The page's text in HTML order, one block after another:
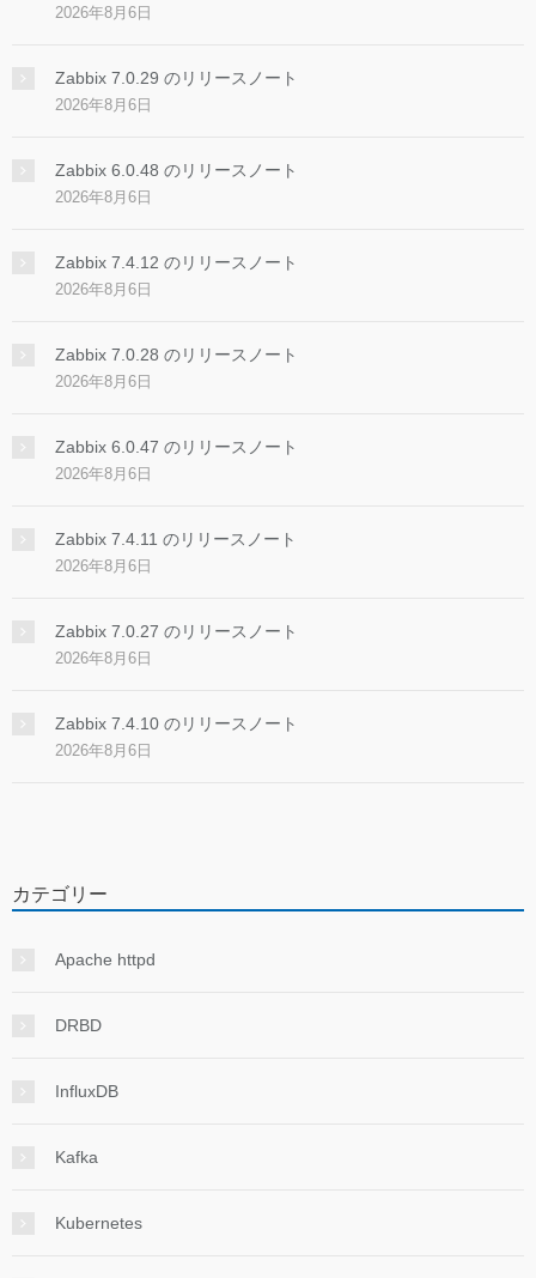
2026年8月6日
Zabbix 7.0.29 のリリースノート
2026年8月6日
Zabbix 6.0.48 のリリースノート
2026年8月6日
Zabbix 7.4.12 のリリースノート
2026年8月6日
Zabbix 7.0.28 のリリースノート
2026年8月6日
Zabbix 6.0.47 のリリースノート
2026年8月6日
Zabbix 7.4.11 のリリースノート
2026年8月6日
Zabbix 7.0.27 のリリースノート
2026年8月6日
Zabbix 7.4.10 のリリースノート
2026年8月6日
カテゴリー
Apache httpd
DRBD
InfluxDB
Kafka
Kubernetes